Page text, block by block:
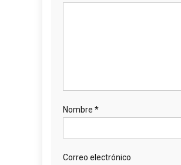
Nombre *
Correo electrónico